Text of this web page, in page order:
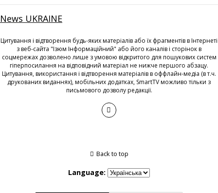
News UKRAINE
Цитування і відтворення будь-яких матеріалів або їх фрагментів в Інтернеті
з веб-сайта "Ізюм Інформаційний" або його каналів і сторінок в
соцмережах дозволено лише з умовою відкритого для пошукових систем
гіперпосилання на відповідний матеріал не нижче першого абзацу.
Цитування, використання і відтворення матеріалів в оффлайн-медіа (в т.ч.
друкованих виданнях), мобільних додатках, SmartTV можливо тільки з
письмового дозволу редакції.
Back to top
Language: